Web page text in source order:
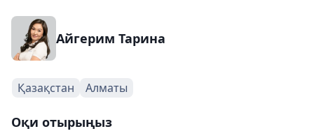
Айгерим Тарина
Қазақстан Алматы
Оқи отырыңыз